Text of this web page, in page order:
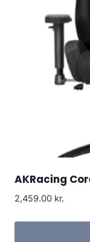
AKRacing
2,459.00 kr.